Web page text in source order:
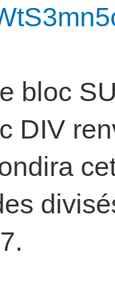
bloc
DIV